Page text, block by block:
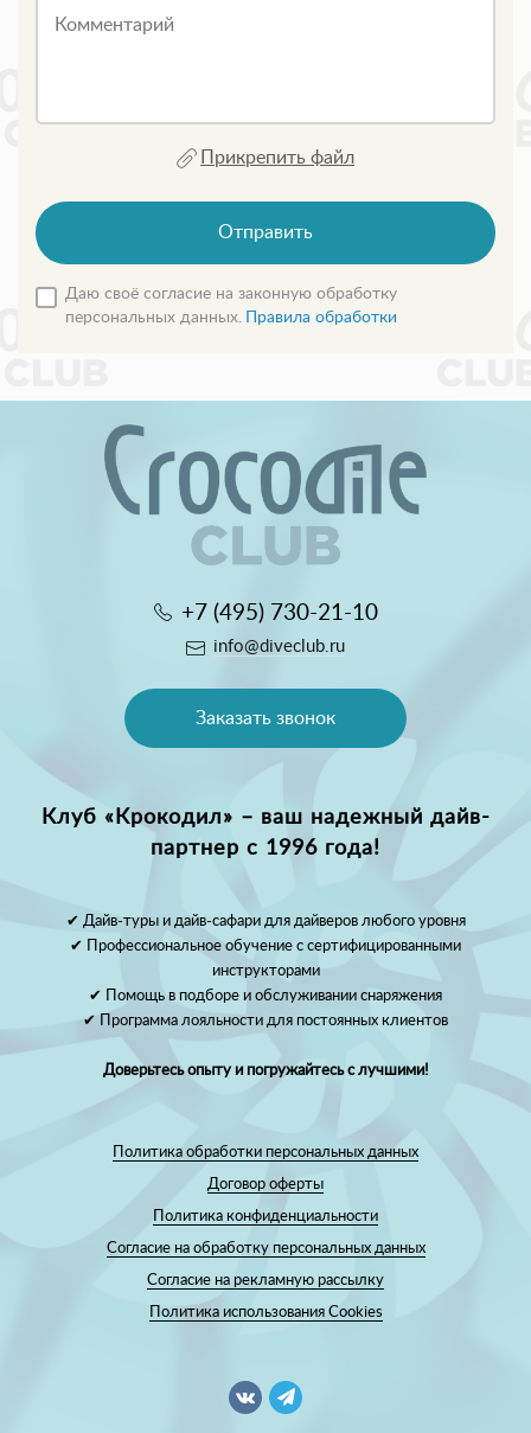
Комментарий
Прикрепить файл
Отправить
Даю своё согласие на законную обработку
персональных данных.
Правила обработки
+7 (495) 730-21-10
info@diveclub.ru
Заказать звонок
Клуб «Крокодил» – ваш надежный дайв-
партнер с 1996 года!
✔ Дайв-туры и дайв-сафари для дайверов любого уровня
✔ Профессиональное обучение с сертифицированными
инструкторами
✔ Помощь в подборе и обслуживании снаряжения
✔ Программа лояльности для постоянных клиентов
Доверьтесь опыту и погружайтесь с лучшими!
Политика обработки персональных данных
Договор оферты
Политика конфиденциальности
Согласие на обработку персональных данных
Согласие на рекламную рассылку
Политика использования Cookies